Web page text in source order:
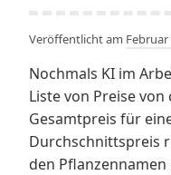
Veröffentlicht am Februar
Nochmals KI im
Liste von Preise
Gesamtpreis für
Durchschnittspreis
den